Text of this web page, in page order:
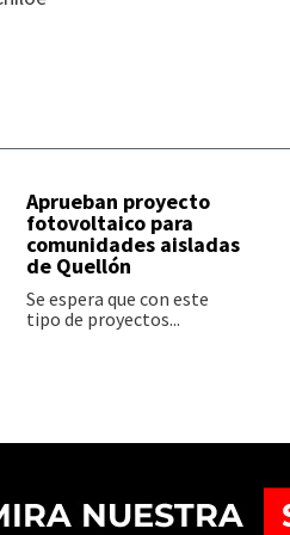
Aprueban proyecto
fotovoltaico para
comunidades aisladas
de Quellón
Se espera que con este
tipo de proyectos...